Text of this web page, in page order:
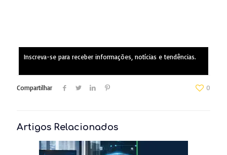
Inscreva-se para receber informações, notícias e tendências.
Compartilhar 0
Artigos Relacionados